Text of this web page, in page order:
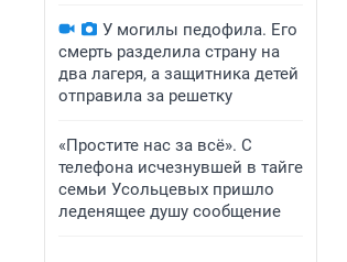
У могилы педофила. Его
смерть разделила страну на
два лагеря, а защитника детей
отправила за решетку
«Простите нас за всё». С
телефона исчезнувшей в тайге
семьи Усольцевых пришло
леденящее душу сообщение